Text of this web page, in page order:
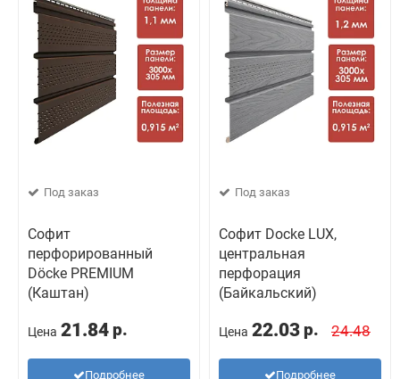
Под заказ
Софит
перфорированный
Döcke PREMIUM
(Каштан)
Цена 21.84 р.
Подробнее
Под заказ
Софит Docke LUX,
центральная
перфорация
(Байкальский)
Цена 22.03 р. 24.48
Подробнее